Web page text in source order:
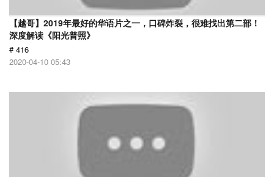
【越哥】2019年最好的华语片之一，口碑炸裂，很难找出第二部！
深度解读《阳光普照》
# 416
2020-04-10 05:43